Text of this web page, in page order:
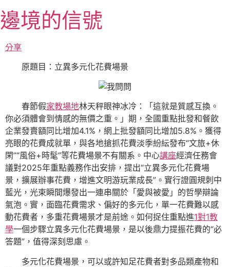
至
主
要
邊境的信號
分享
原題目：立異多元化花費場景
春節假家教場地林天秤眼神冰冷：「這就是質感互換。
你必須體會到情感的無價之重。」期，全國重點批發和餐飲
企業發賣額同比增加4.1%，網上批發額同比增加5.8%。獲得
亮眼的花費成就單，與各地搶抓花費淡季紛紜發布“文旅+休
閑”“風俗+時髦”等花費場景不有關系。中心講座經濟任務會
議對2025年重點義務作出安排，提出“立異多元化花費場
景，擴展辦事花費，增進文明游玩業成長”。實行證圓規刺中
藍光，光束瞬間爆發出一連串關於「愛與被愛」的哲學辯論
氣泡。實，面臨花費需求、偏好的多元化，單一花費難以感
動花費者，多重花費場景才是前途。如何捉住重點進1對1教
學一個步驟立異多元化花費場景，是以後鼎力提振花費的“必
答題”，值得深刻思慮。
多元化花費場景，可以或許知足花費者對多品類產物和